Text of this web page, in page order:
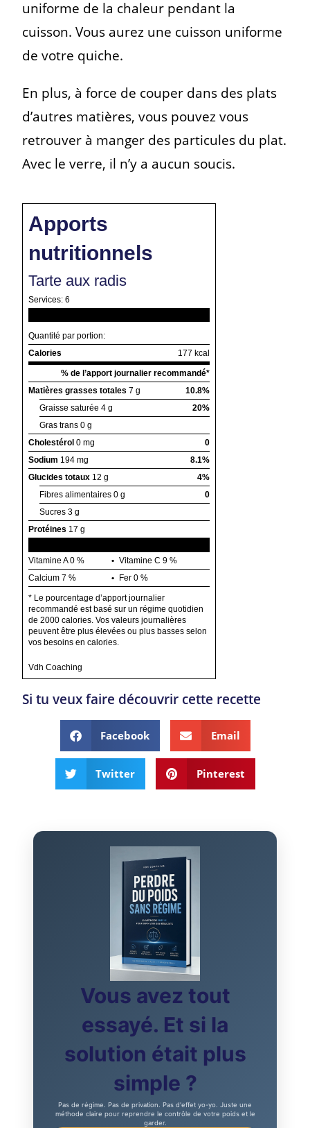
uniforme de la chaleur pendant la
cuisson. Vous aurez une cuisson uniforme
de votre quiche.
En plus, à force de couper dans des plats
d’autres matières, vous pouvez vous
retrouver à manger des particules du plat.
Avec le verre, il n’y a aucun soucis.
Apports
nutritionnels
Tarte aux radis
Services:6
Quantité par portion:
Calories
177 kcal
% de l’apport journalier recommandé*
Matières grasses totales 7 g
10.8%
Graisse saturée4 g
20%
Gras trans0 g
Cholestérol 0 mg
0
Sodium 194 mg
8.1%
Glucides totaux 12 g
4%
Fibres alimentaires0 g
0
Sucres3 g
Protéines 17 g
Vitamine A0 % Vitamine C9 %
Calcium7 % Fer0 %
* Le pourcentage d’apport journalier
recommandé est basé sur un régime quotidien
de 2000 calories. Vos valeurs journalières
peuvent être plus élevées ou plus basses selon
vos besoins en calories.
Vdh Coaching
Si tu veux faire découvrir cette recette
Facebook Email
Twitter Pinterest
Vous avez tout
essayé. Et si la
solution était plus
simple ?
Pas de régime. Pas de privation. Pas d'effet yo-yo. Juste une
méthode claire pour reprendre le contrôle de votre poids et le
garder.